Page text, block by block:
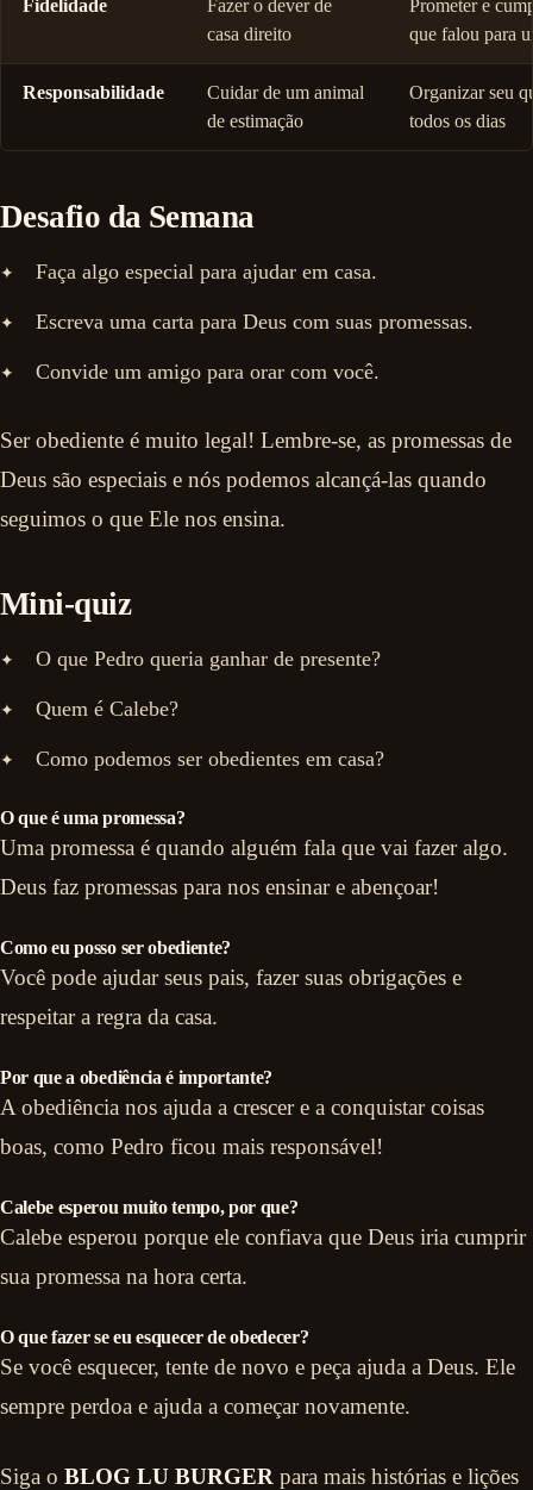
Fidelidade
Fazer o dever de
casa direito
Prometer e
que falou para
Responsabilidade
Cuidar de um animal
de estimação
Organizar seu
todos os dias
Desafio da Semana
Faça algo especial para ajudar em casa.
Escreva uma carta para Deus com suas promessas.
Convide um amigo para orar com você.
Ser obediente é muito legal! Lembre-se, as promessas de
Deus são especiais e nós podemos alcançá-las quando
seguimos o que Ele nos ensina.
Mini-quiz
O que Pedro queria ganhar de presente?
Quem é Calebe?
Como podemos ser obedientes em casa?
O que é uma promessa?
Uma promessa é quando alguém fala que vai fazer algo.
Deus faz promessas para nos ensinar e abençoar!
Como eu posso ser obediente?
Você pode ajudar seus pais, fazer suas obrigações e
respeitar a regra da casa.
Por que a obediência é importante?
A obediência nos ajuda a crescer e a conquistar coisas
boas, como Pedro ficou mais responsável!
Calebe esperou muito tempo, por que?
Calebe esperou porque ele confiava que Deus iria cumprir
sua promessa na hora certa.
O que fazer se eu esquecer de obedecer?
Se você esquecer, tente de novo e peça ajuda a Deus. Ele
sempre perdoa e ajuda a começar novamente.
Siga o BLOG LU BURGER para mais histórias e lições